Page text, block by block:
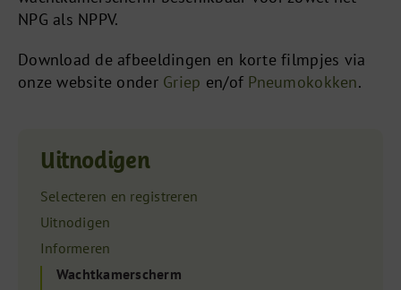
NPG als NPPV.
Download de afbeeldingen en korte filmpjes via
onze website onder Griep en/of Pneumokokken.
Uitnodigen
Selecteren en registreren
Uitnodigen
Informeren
Wachtkamerscherm